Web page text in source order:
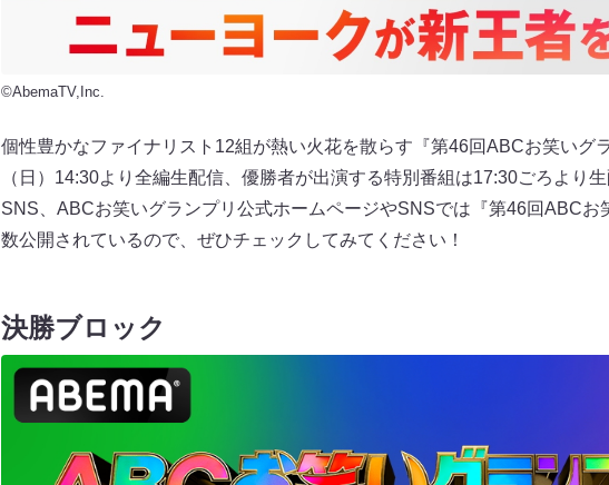
©AbemaTV,Inc.
個性豊かなファイナリスト12組が熱い火花を散らす『第46回ABCお笑いグ
（日）14:30より全編生配信、優勝者が出演する特別番組は17:30ごろより
SNS、ABCお笑いグランプリ公式ホームページやSNSでは『第46回ABC
数公開されているので、ぜひチェックしてみてください！
決勝ブロック